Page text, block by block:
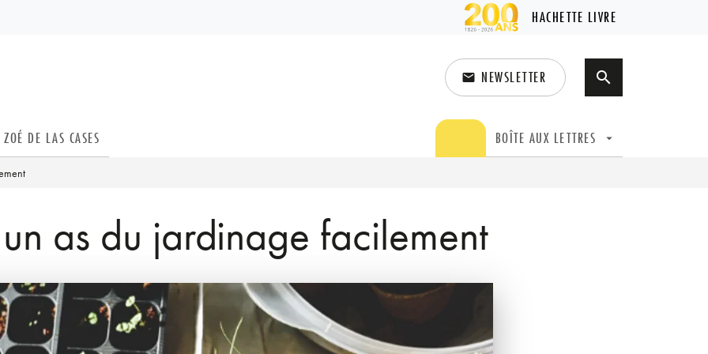
HACHETTE LIVRE
email NEWSLETTER search
ZOÉ DE LAS CASES BOÎTE AUX LETTRES arrow_drop_down
as du jardinage facilement